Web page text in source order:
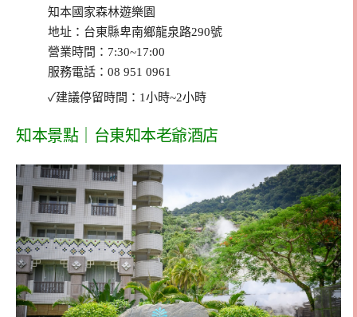
知本國家森林遊樂園
地址：台東縣卑南鄉龍泉路290號
營業時間：7:30~17:00
服務電話：08 951 0961
✓建議停留時間：1小時~2小時
知本景點｜台東知本老爺酒店